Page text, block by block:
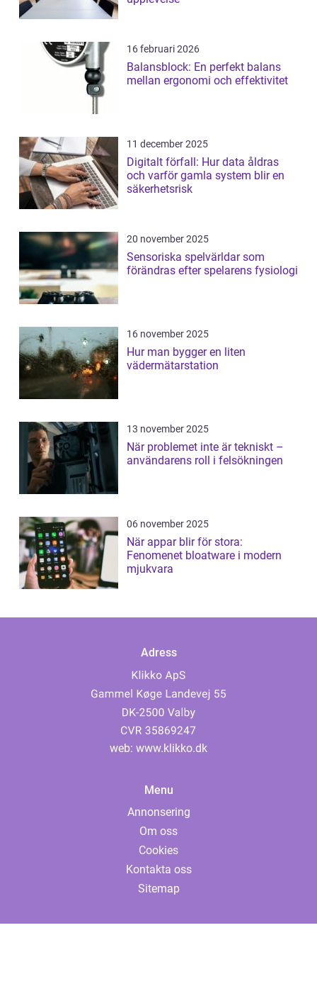
16 februari 2026
Balansblock: En perfekt balans
mellan ergonomi och effektivitet
11 december 2025
Digitalt förfall: Hur data åldras
och varför gamla system blir en
säkerhetsrisk
20 november 2025
Sensoriska spelvärldar som
förändras efter spelarens fysiologi
16 november 2025
Hur man bygger en liten
vädermätarstation
13 november 2025
När problemet inte är tekniskt –
användarens roll i felsökningen
06 november 2025
När appar blir för stora:
Fenomenet bloatware i modern
mjukvara
Adress
web: www.klikko.dk
Menu
Annonsering
Om oss
Cookies
Kontakta oss
Sitemap